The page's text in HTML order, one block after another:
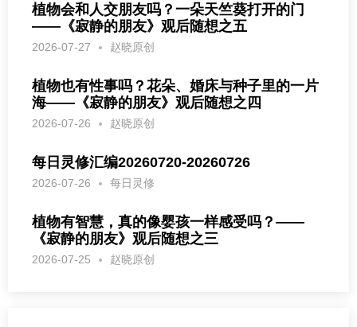
植物会和人交朋友吗？一朵天竺葵打开的门
——《寂静的朋友》观后随想之五
2026-07-27 赵晓原创
植物也有性事吗？花朵、婚床与种子里的一片
海——《寂静的朋友》观后随想之四
2026-07-26 赵晓原创
每日灵修汇编20260720-20260726
2026-07-26 每日灵修
植物有智慧，真的像婴孩一样感受吗？——
《寂静的朋友》观后随想之三
2026-07-25 赵晓原创